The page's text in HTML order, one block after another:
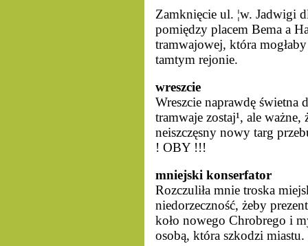
Zamknięcie ul. ¦w. Jadwigi
pomiędzy placem Bema a
tramwajowej, która
tamtym rejonie.
wreszcie
Wreszcie naprawdę
tramwaje zostaj¹, ale ważne,
neiszczęsny nowy targ
! OBY !!!
mniejski konserfator
Rozczuliła mnie troska
niedorzeczność, żeby
koło nowego Chrobrego i
osobą, która szkodzi miastu.